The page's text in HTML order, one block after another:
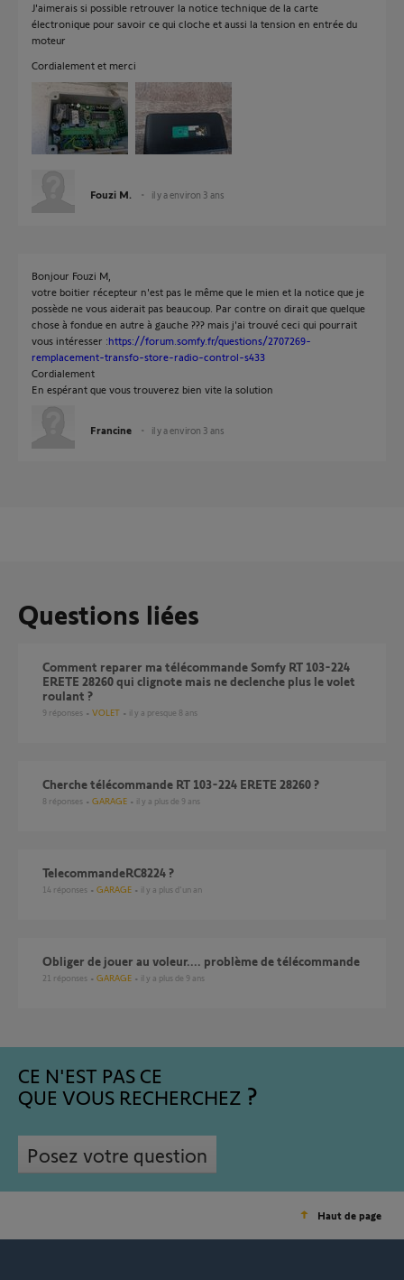
J'aimerais si possible retrouver la notice technique de la carte
électronique pour savoir ce qui cloche et aussi la tension en entrée du
moteur
Cordialement et merci
Fouzi M. il y a environ 3 ans
Bonjour Fouzi M,
votre boitier récepteur n'est pas le même que le mien et la notice que je
possède ne vous aiderait pas beaucoup. Par contre on dirait que quelque
chose à fondue en autre à gauche ??? mais j'ai trouvé ceci qui pourrait
vous intéresser :https://forum.somfy.fr/questions/2707269-
remplacement-transfo-store-radio-control-s433
Cordialement
En espérant que vous trouverez bien vite la solution
Francine il y a environ 3 ans
Questions liées
Comment reparer ma télécommande Somfy RT 103-224
ERETE 28260 qui clignote mais ne declenche plus le volet
roulant ?
9 réponses VOLET il y a presque 8 ans
Cherche télécommande RT 103-224 ERETE 28260 ?
8 réponses GARAGE il y a plus de 9 ans
telecommandeRC8224 ?
14 réponses GARAGE il y a plus d'un an
Obliger de jouer au voleur.... problème de télécommande
21 réponses GARAGE il y a plus de 9 ans
CE N'EST PAS CE
QUE VOUS RECHERCHEZ
Posez votre question
Haut de page